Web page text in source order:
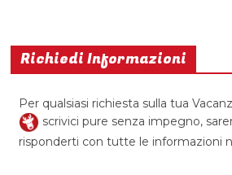
Richiedi Informazioni
Per qualsiasi richiesta sulla tua
scrivici pure senza impegno,
risponderti con tutte le informazioni